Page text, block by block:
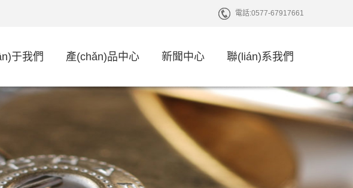
電話:0577-67917661
于我們 產(chǎn)品中心 新聞中心 聯(lián)系我們